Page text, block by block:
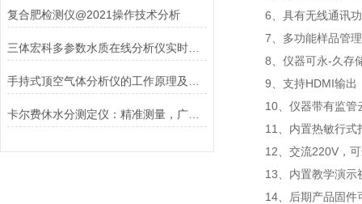
复合肥检测仪@2021操作技术分析
三体宏科多参数水质在线分析仪实时监测应用全解析
卡尔费休水分测定仪：精准测量，广泛应用的水分分析利器
6、具有无线通讯功
7、多功能样品管理
8、仪器可永-久存储
9、支持HDMI输出
10、仪器带有监管云
11、内置热敏行式打
12、交流220V，可
13、内置教学演示视
14、后期产品固件